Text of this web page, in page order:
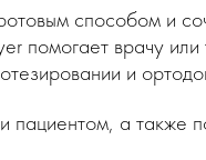
способом и
врачу или
и
а также